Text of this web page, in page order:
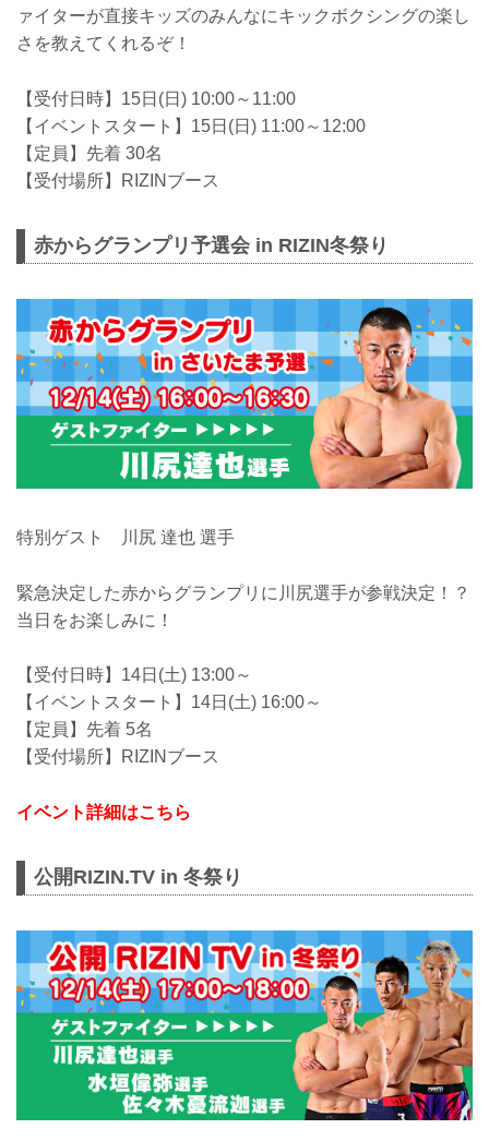
ァイターが直接キッズのみんなにキックボクシングの楽し
さを教えてくれるぞ！
【受付日時】15日(日) 10:00～11:00
【イベントスタート】15日(日) 11:00～12:00
【定員】先着 30名
【受付場所】RIZINブース
赤からグランプリ予選会 in RIZIN冬祭り
特別ゲスト 川尻 達也 選手
緊急決定した赤からグランプリに川尻選手が参戦決定！？
当日をお楽しみに！
【受付日時】14日(土) 13:00～
【イベントスタート】14日(土) 16:00～
【定員】先着 5名
【受付場所】RIZINブース
イベント詳細はこちら
公開RIZIN.TV in 冬祭り